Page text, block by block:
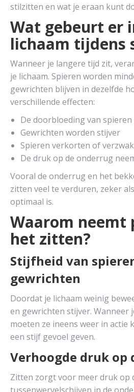
stilzitten en wat je eraan kunt
Wat gebeurt er
lichaam tijdens
Wanneer je langere tijd zit,
je lichaam. Spieren worden
gewrichten blijven in dezelfde
verschillende effecten:
De doorbloeding van
Gewrichten worden stijver
Spieren verkorten of
De druk op de onderrug
Vooral de onderrug en het
zitten veel te verduren, zeker
optimaal is.
Waarom neemt
het zitten?
Stijfheid van
gewrichten
Doordat je lichaam weinig
en gewrichten stijver. Wanneer
moeten ze ineens weer in actie
een stijf gevoel geven.
Verhoogde druk op
Zitten zorgt voor meer druk op